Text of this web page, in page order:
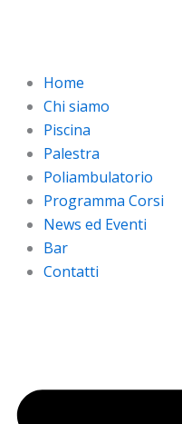
Home
Chi siamo
Piscina
Palestra
Poliambulatorio
Programma Corsi
News ed Eventi
Bar
Contatti